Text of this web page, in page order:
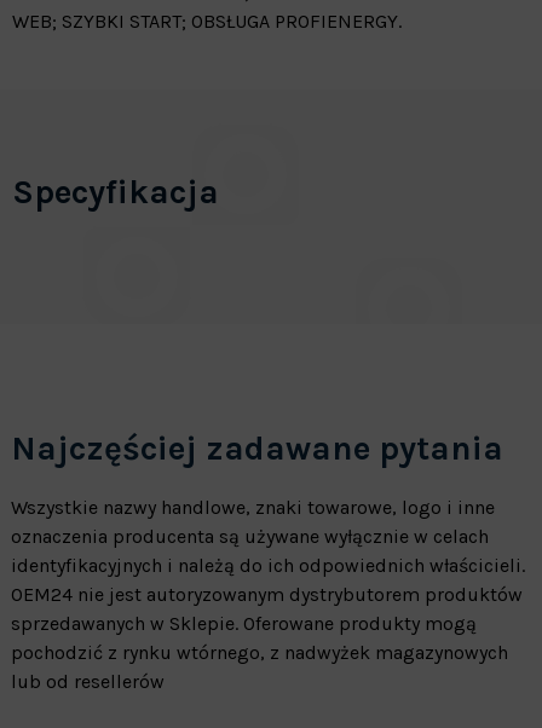
WEB; SZYBKI START; OBSŁUGA PROFIENERGY.
Specyfikacja
Najczęściej zadawane pytania
Wszystkie nazwy handlowe, znaki towarowe, logo i inne
oznaczenia producenta są używane wyłącznie w celach
identyfikacyjnych i należą do ich odpowiednich właścicieli.
OEM24 nie jest autoryzowanym dystrybutorem produktów
sprzedawanych w Sklepie. Oferowane produkty mogą
pochodzić z rynku wtórnego, z nadwyżek magazynowych
lub od resellerów